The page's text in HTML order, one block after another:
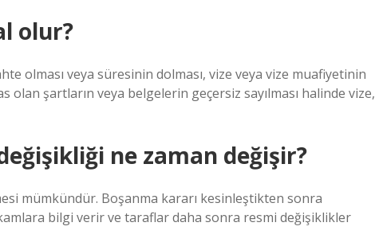
olur?
olması veya süresinin dolması, vize veya vize muafiyetinin
olan şartların veya belgelerin geçersiz sayılması halinde vize,
ne zaman değişir?
mümkündür. Boşanma kararı kesinleştikten sonra
bilgi verir ve taraflar daha sonra resmi değişiklikler